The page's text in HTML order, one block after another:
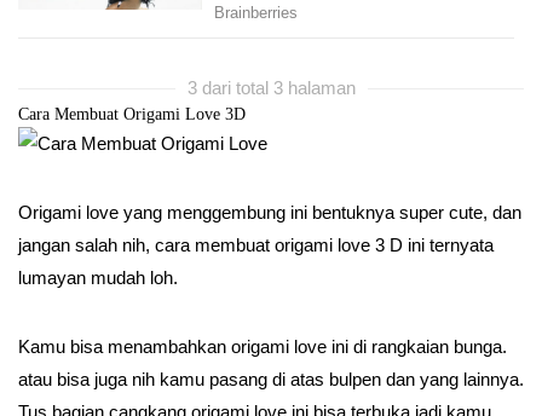
3 dari total 3 halaman
Cara Membuat Origami Love 3D
Origami love yang menggembung ini bentuknya super cute, dan
jangan salah nih, cara membuat origami love 3 D ini ternyata
lumayan mudah loh.
Kamu bisa menambahkan origami love ini di rangkaian bunga.
atau bisa juga nih kamu pasang di atas bulpen dan yang lainnya.
Tus bagian cangkang origami love ini bisa terbuka jadi kamu